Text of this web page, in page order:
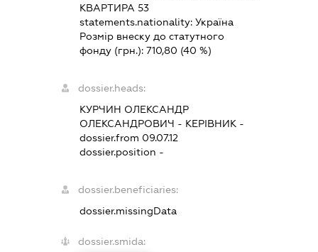
КВАРТИРА 53
statements.nationality: Україна
Розмір внеску до статутного
фонду (грн.): 710,80 (40 %)
dossier.heads:
КУРЧИН ОЛЕКСАНДР
ОЛЕКСАНДРОВИЧ - КЕРІВНИК -
dossier.from 09.07.12
dossier.position -
dossier.beneficiaries:
dossier.missingData
dossier.smida: